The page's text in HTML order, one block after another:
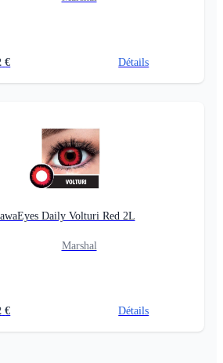
€ Détails
Daily Volturi Red 2L
Marshal
€ Détails